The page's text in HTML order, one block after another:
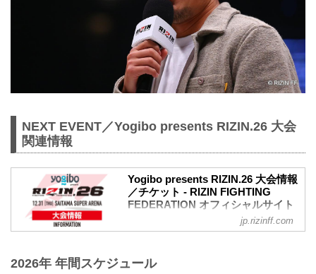
NEXT EVENT／Yogibo presents RIZIN.26 大会
関連情報
Yogibo presents RIZIN.26 大会情報
／チケット - RIZIN FIGHTING
FEDERATION オフィシャルサイト
日時
jp.rizinff.com
2026年 年間スケジュール